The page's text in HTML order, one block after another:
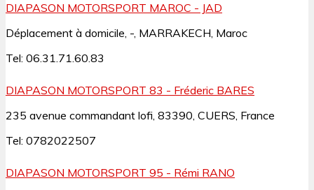
DIAPASON MOTORSPORT MAROC - JAD
Déplacement à domicile, -, MARRAKECH, Maroc
Tel: 06.31.71.60.83
DIAPASON MOTORSPORT 83 - Fréderic BARES
235 avenue commandant lofi, 83390, CUERS, France
Tel: 0782022507
DIAPASON MOTORSPORT 95 - Rémi RANO